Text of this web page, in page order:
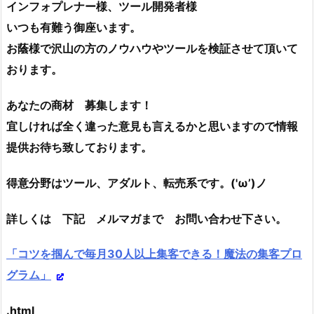
インフォプレナー様、ツール開発者様
いつも有難う御座います。
お蔭様で沢山の方のノウハウやツールを検証させて頂いて
おります。
あなたの商材 募集します！
宜しければ全く違った意見も言えるかと思いますので情報
提供お待ち致しております。
得意分野はツール、アダルト、転売系です。('ω’)ノ
詳しくは 下記 メルマガまで お問い合わせ下さい。
「コツを掴んで毎月30人以上集客できる！魔法の集客プロ
グラム」
.html